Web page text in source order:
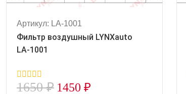
Артикул: LA-1001
Фильтр воздушный LYNXauto
LA-1001
0
1650₽ 1450 ₽